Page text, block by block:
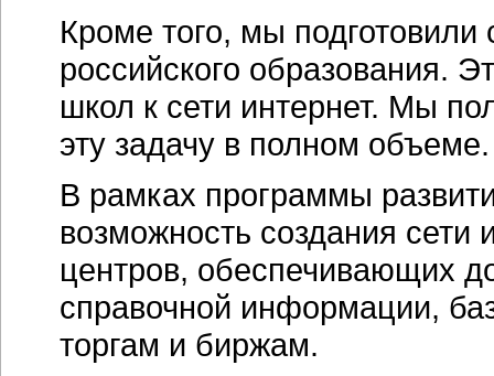
Кроме того, мы подготовили
российского образования.
школ к сети интернет. Мы
эту задачу в полном объеме.
В рамках программы
возможность создания сети
центров, обеспечивающих
справочной информации,
торгам и биржам.